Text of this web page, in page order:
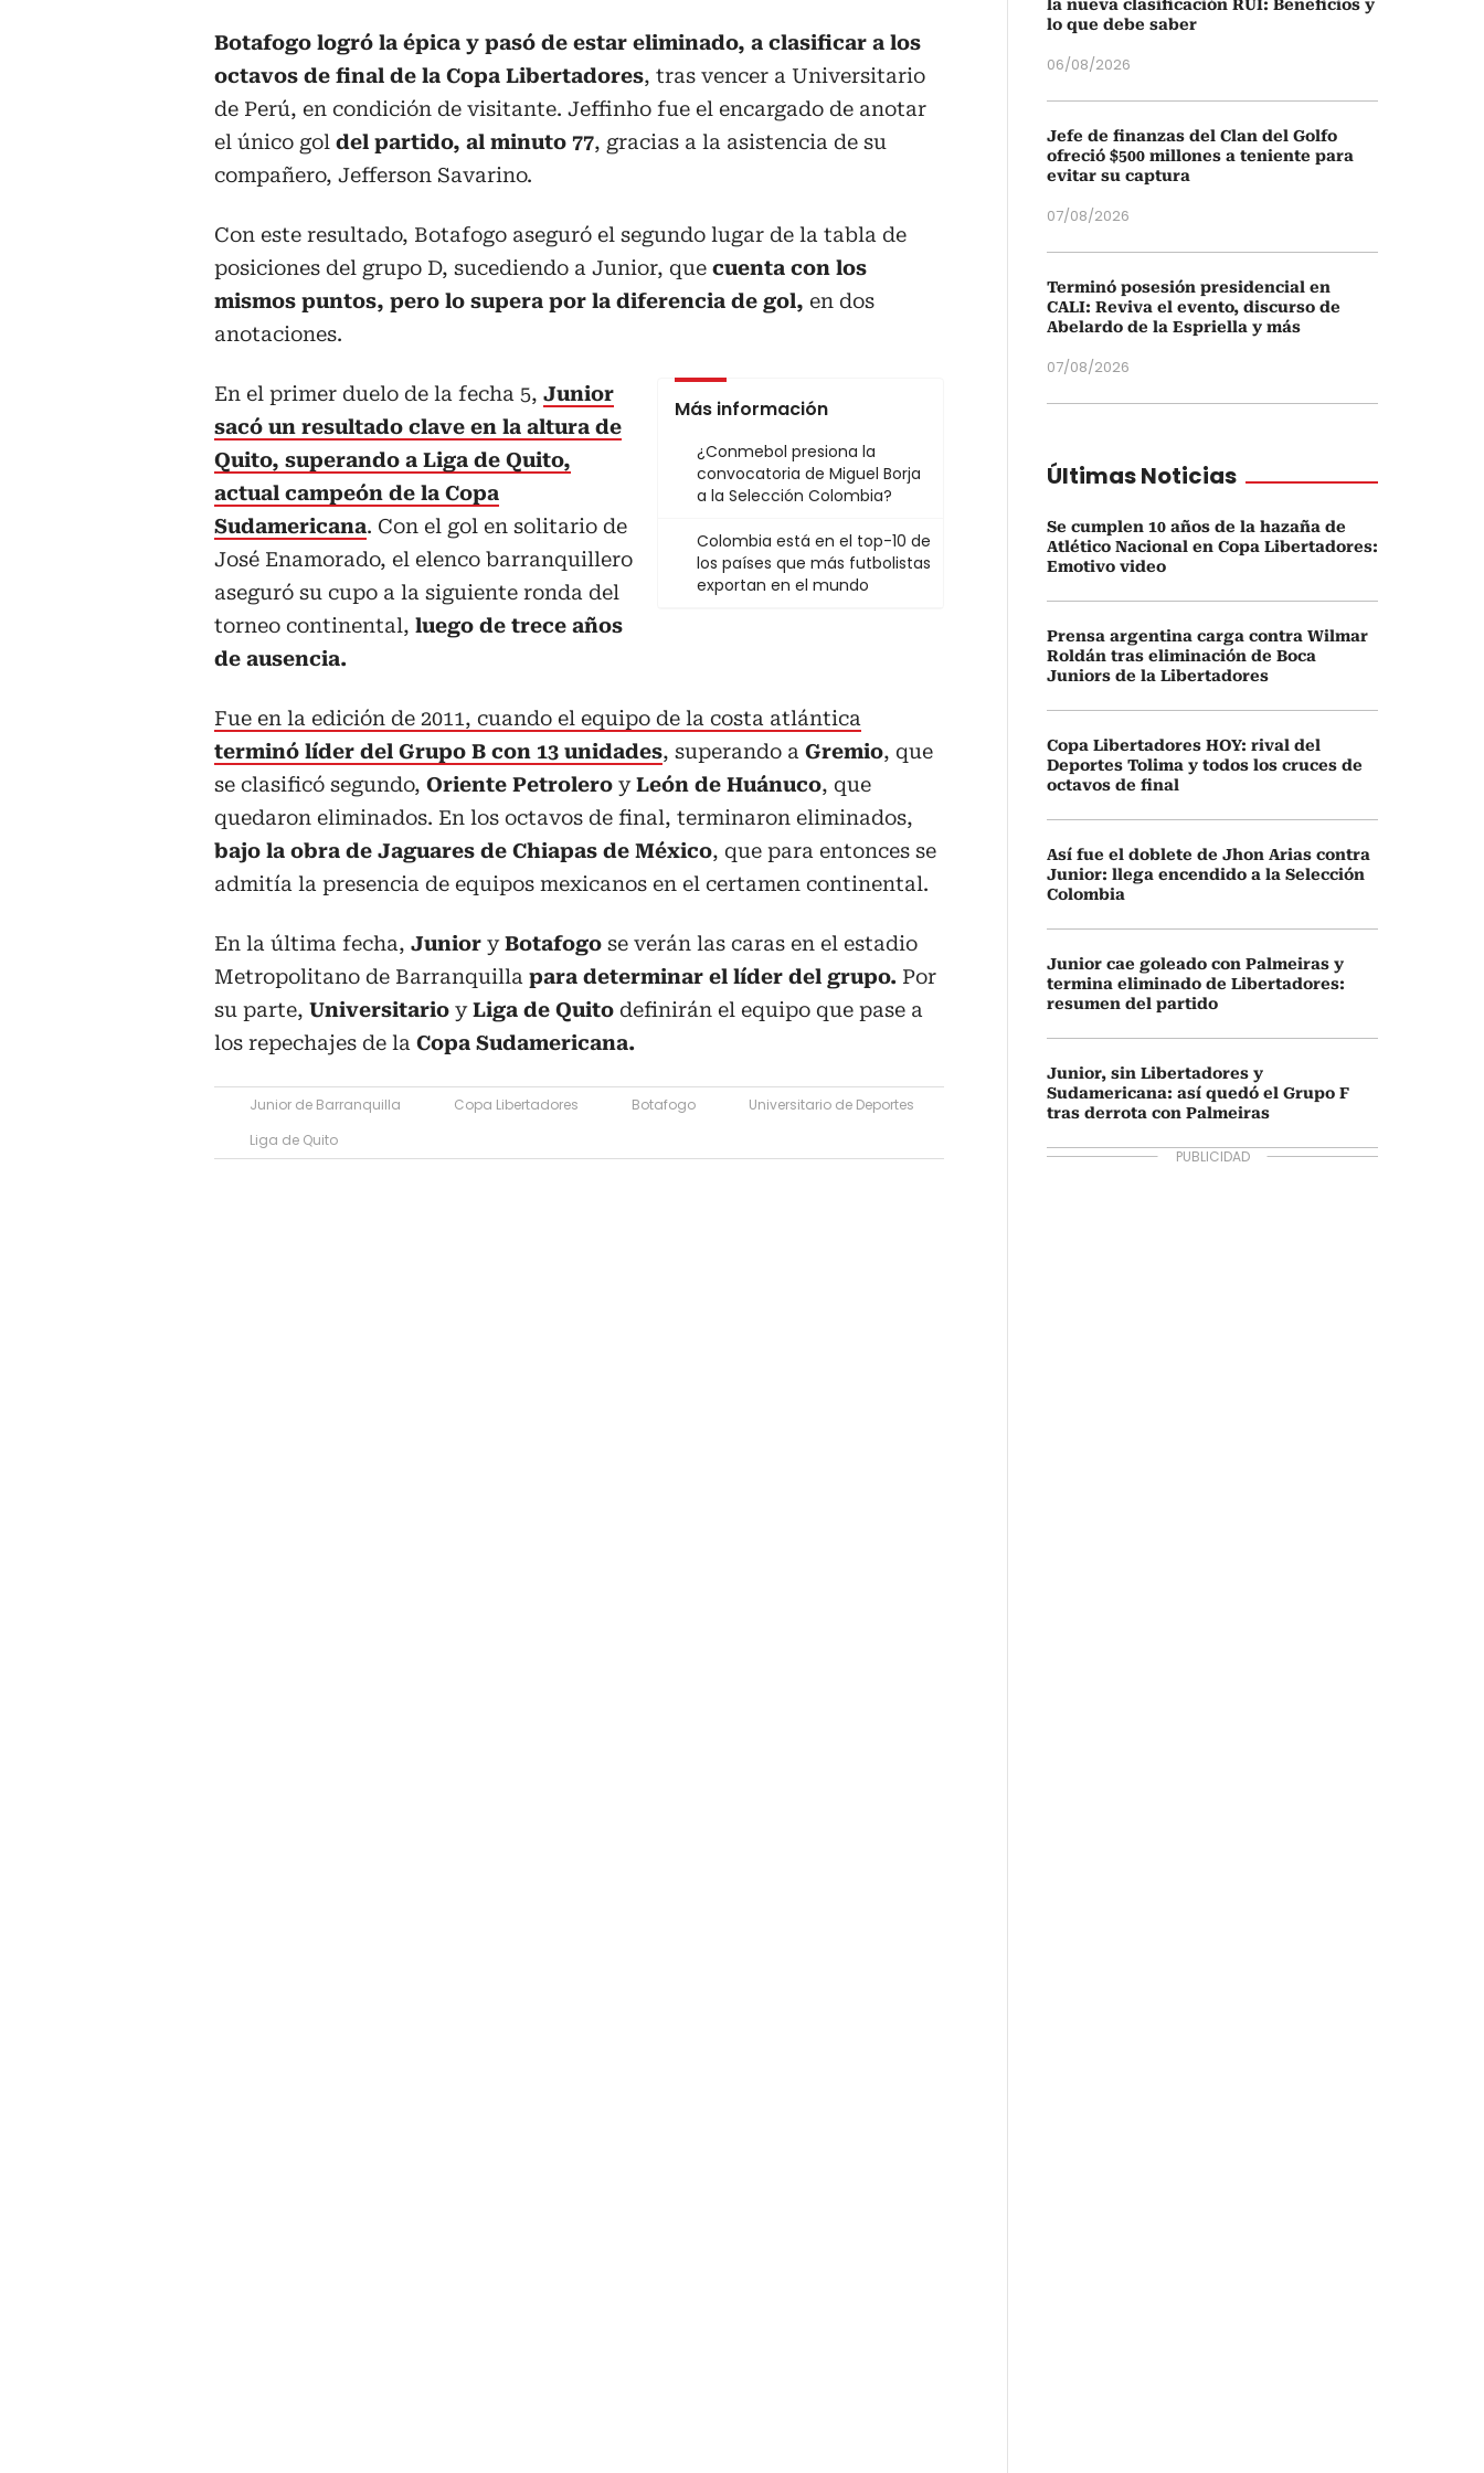
Botafogo logró la épica y pasó de estar eliminado, a clasificar a los
octavos de final de la Copa Libertadores, tras vencer a Universitario
de Perú, en condición de visitante. Jeffinho fue el encargado de anotar
el único gol del partido, al minuto 77, gracias a la asistencia de su
compañero, Jefferson Savarino.
Con este resultado, Botafogo aseguró el segundo lugar de la tabla de
posiciones del grupo D, sucediendo a Junior, que cuenta con los
mismos puntos, pero lo supera por la diferencia de gol, en dos
anotaciones.
Más información
¿Conmebol presiona la
convocatoria de Miguel Borja
a la Selección Colombia?
Colombia está en el top-10 de
los países que más futbolistas
exportan en el mundo
En el primer duelo de la fecha 5, Junior
sacó un resultado clave en la altura de
Quito, superando a Liga de Quito,
actual campeón de la Copa
Sudamericana. Con el gol en solitario de
José Enamorado, el elenco barranquillero
aseguró su cupo a la siguiente ronda del
torneo continental, luego de trece años
de ausencia.
Fue en la edición de 2011, cuando el equipo de la costa atlántica
terminó líder del Grupo B con 13 unidades, superando a Gremio, que
se clasificó segundo, Oriente Petrolero yLeón de Huánuco, que
quedaron eliminados. En los octavos de final, terminaron eliminados,
bajo la obra de Jaguares de Chiapas de México, que para entonces se
admitía la presencia de equipos mexicanos en el certamen continental.
En la última fecha, Junior yBotafogo se verán las caras en el estadio
Metropolitano de Barranquilla para determinar el líder del grupo. Por
su parte, Universitario yLiga de Quito definirán el equipo que pase a
los repechajes de la Copa Sudamericana.
Junior de Barranquilla Copa Libertadores Botafogo
Universitario de Deportes
Liga de Quito
la nueva clasificación RUI: Beneficios y
lo que debe saber
06/08/2026
Jefe de finanzas del Clan del Golfo
ofreció $500 millones a teniente para
evitar su captura
07/08/2026
Terminó posesión presidencial en
CALI: Reviva el evento, discurso de
Abelardo de la Espriella y más
07/08/2026
Últimas Noticias
Se cumplen 10 años de la hazaña de
Atlético Nacional en Copa Libertadores:
Emotivo video
Prensa argentina carga contra Wilmar
Roldán tras eliminación de Boca
Juniors de la Libertadores
Copa Libertadores HOY: rival del
Deportes Tolima y todos los cruces de
octavos de final
Así fue el doblete de Jhon Arias contra
Junior: llega encendido a la Selección
Colombia
Junior cae goleado con Palmeiras y
termina eliminado de Libertadores:
resumen del partido
Junior, sin Libertadores y
Sudamericana: así quedó el Grupo F
tras derrota con Palmeiras